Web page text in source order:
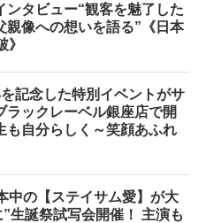
ンタビュー“観客を魅了した
親像への想いを語る”《日本
》
記念した特別イベントがサ
ラックレーベル銀座店で開
自分らしく～笑顔あふれ
中の【ステイサム愛】が大
生誕祭試写会開催！ 主演も